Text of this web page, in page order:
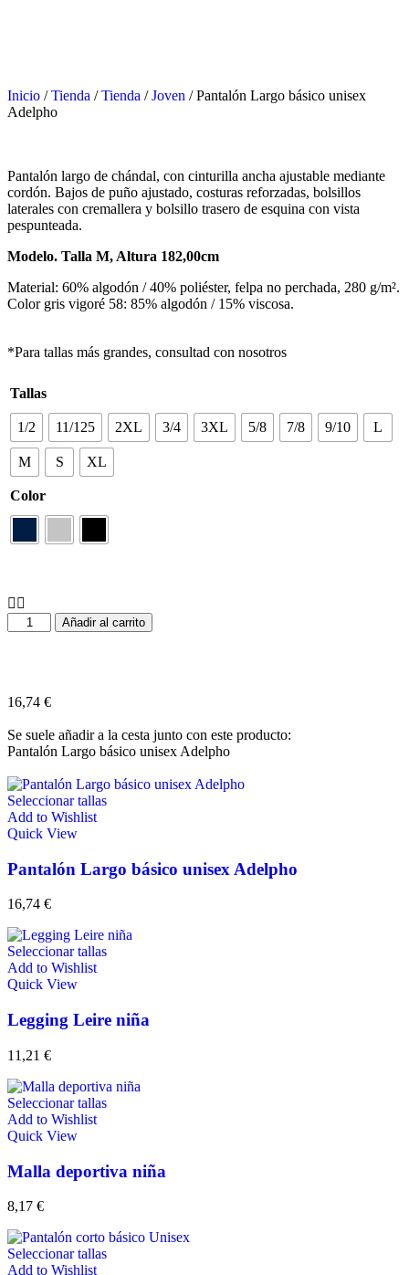
Inicio /Tienda /Tienda /Joven / Pantalón Largo básico unisex
Adelpho
Pantalón largo de chándal, con cinturilla ancha ajustable mediante
cordón. Bajos de puño ajustado, costuras reforzadas, bolsillos
laterales con cremallera y bolsillo trasero de esquina con vista
pespunteada.
Modelo. Talla M, Altura 182,00cm
Material: 60% algodón / 40% poliéster, felpa no perchada, 280 g/m².
Color gris vigoré 58: 85% algodón / 15% viscosa.
*Para tallas más grandes, consultad con nosotros
Tallas
1/2 11/125 2XL 3/4 3XL 5/8 7/8 9/10 L
M S XL
Color
Añadir al carrito
16,74 €
Se suele añadir a la cesta junto con este producto:
Pantalón Largo básico unisex Adelpho
Seleccionar tallas
Add to Wishlist
Quick View
Pantalón Largo básico unisex Adelpho
16,74 €
Seleccionar tallas
Add to Wishlist
Quick View
Legging Leire niña
11,21 €
Seleccionar tallas
Add to Wishlist
Quick View
Malla deportiva niña
8,17 €
Seleccionar tallas
Add to Wishlist